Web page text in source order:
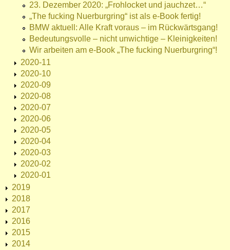
23. Dezember 2020: „Frohlocket und jauchzet…“
„The fucking Nuerburgring“ ist als e-Book fertig!
BMW aktuell: Alle Kraft voraus – im Rückwärtsgang!
Bedeutungsvolle – nicht unwichtige – Kleinigkeiten!
Wir arbeiten am e-Book „The fucking Nuerburgring“!
2020-11
2020-10
2020-09
2020-08
2020-07
2020-06
2020-05
2020-04
2020-03
2020-02
2020-01
2019
2018
2017
2016
2015
2014